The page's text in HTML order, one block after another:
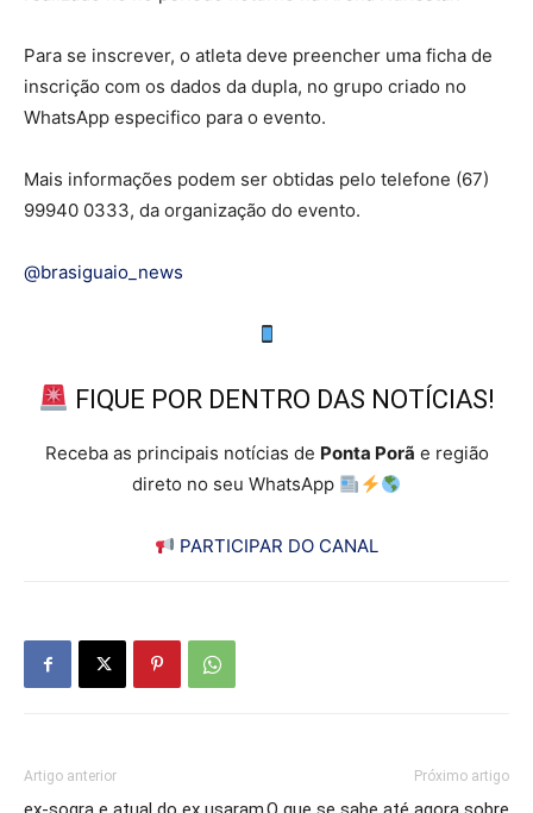
Para se inscrever, o atleta deve preencher uma ficha de
inscrição com os dados da dupla, no grupo criado no
WhatsApp especifico para o evento.
Mais informações podem ser obtidas pelo telefone (67)
99940 0333, da organização do evento.
@brasiguaio_news
FIQUE POR DENTRO DAS NOTÍCIAS!
Receba as principais notícias de Ponta Porã e região
direto no seu WhatsApp
PARTICIPAR DO CANAL
Artigo anterior Próximo artigo